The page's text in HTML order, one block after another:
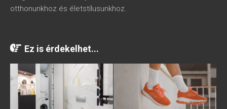
otthonunkhoz és életstílusunkhoz.
Ez is érdekelhet...